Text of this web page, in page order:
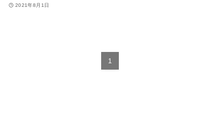
2021年8月1日
1